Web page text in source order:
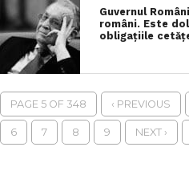
Guvernul
români. Este
obligațiile
PAGE 5 OF 348 ‹ PREVIOUS
6 7 8 9 NEXT ›